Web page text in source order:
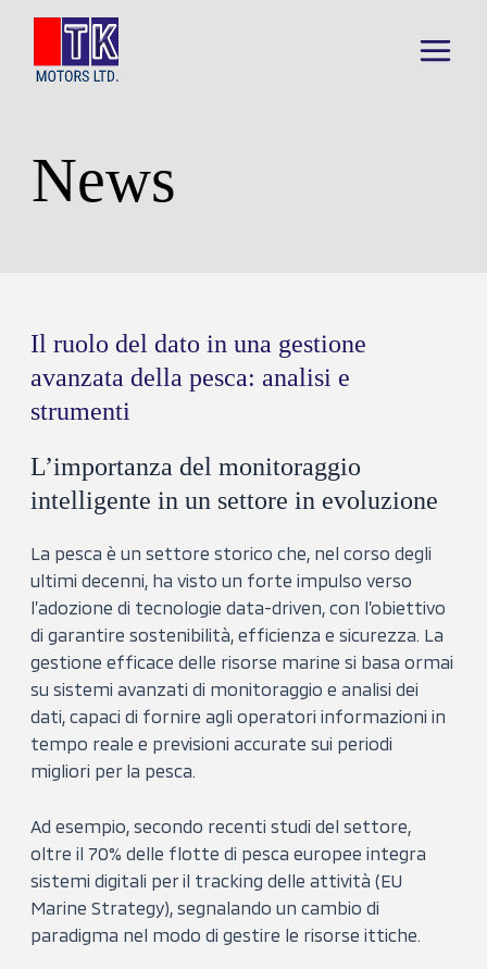
content
Main
News
Il ruolo del dato in una gestione
avanzata della pesca: analisi e
strumenti
L’importanza del monitoraggio
intelligente in un settore in evoluzione
La pesca è un settore storico che, nel corso degli
ultimi decenni, ha visto un forte impulso verso
l’adozione di tecnologie data-driven, con l’obiettivo
di garantire sostenibilità, efficienza e sicurezza. La
gestione efficace delle risorse marine si basa ormai
su sistemi avanzati di monitoraggio e analisi dei
dati, capaci di fornire agli operatori informazioni in
tempo reale e previsioni accurate sui periodi
migliori per la pesca.
Ad esempio, secondo recenti studi del settore,
oltre il70% delle flotte di pesca europee integra
sistemi digitali per il tracking delle attività (EU
Marine Strategy), segnalando un cambio di
paradigma nel modo di gestire le risorse ittiche.